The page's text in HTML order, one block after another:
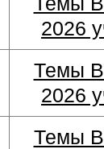
2026
Темы
2026
Темы